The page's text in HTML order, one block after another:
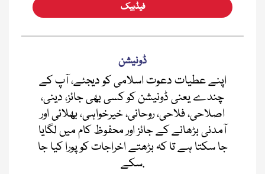
فیڈبیک
ڈونیشن
اپنے عطیات دعوت اسلامی کو دیجئے، آپ کے
چندے یعنی ڈونیشن کو کسی بھی جائز، دینی،
اصلاحی، فلاحی، روحانی، خیرخواہی، بھلائی اور
آمدنی بڑھانے کے جائز اور محفوظ کام میں لگایا
جا سکتا ہے تا کہ بڑھتے اخراجات کو پورا کیا جا
سکے.